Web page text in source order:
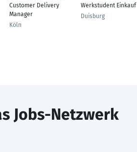
Customer Delivery
Manager
Köln
Werkstudent Einkauf
Duisburg
Jobs-Netzwerk